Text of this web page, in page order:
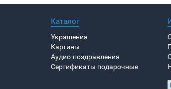
Каталог
Украшения
Картины
Аудио-поздравления
Сертификаты подарочные